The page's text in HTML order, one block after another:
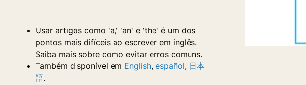
Usar artigos como 'a,' 'an' e 'the' é um dos
pontos mais difíceis ao escrever em inglês.
Saiba mais sobre como evitar erros comuns.
Também disponível em English, español, 日本
語.